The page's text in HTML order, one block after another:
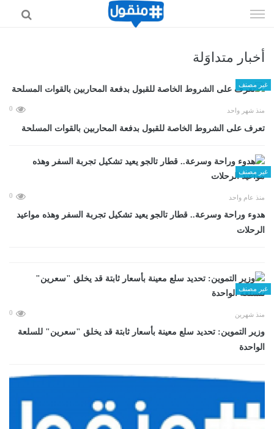
الى
أخبار متداوَلة
غير مصنف
منذ شهر واحد 0
تعرف على الشروط الخاصة للقبول بدفعة المحاربين بالقوات المسلحة
غير مصنف
منذ عام واحد 0
هدوء وراحة وسرعة.. قطار تالجو يعيد تشكيل تجربة السفر وهذه مواعيد
الرحلات
غير مصنف
منذ شهرين 0
وزير التموين: تحديد سلع معينة بأسعار ثابتة قد يخلق "سعرين" للسلعة
الواحدة